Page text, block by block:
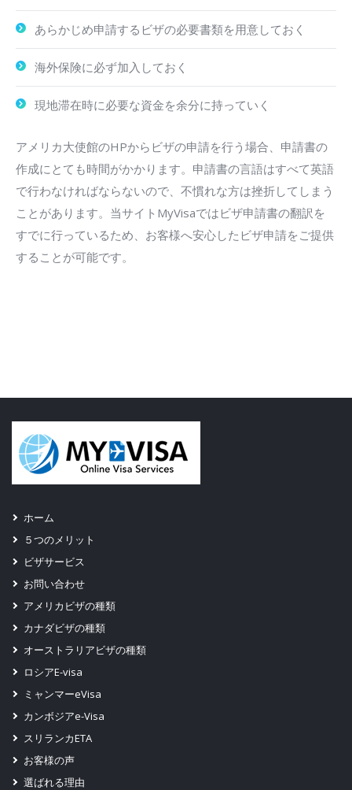
あらかじめ申請するビザの必要書類を用意しておく
海外保険に必ず加入しておく
現地滞在時に必要な資金を余分に持っていく
アメリカ大使館のHPからビザの申請を行う場合、申請書の
作成にとても時間がかかります。申請書の言語はすべて英語
で行わなければならないので、不慣れな方は挫折してしまう
ことがあります。当サイトMyVisaではビザ申請書の翻訳を
すでに行っているため、お客様へ安心したビザ申請をご提供
することが可能です。
ホーム
５つのメリット
ビザサービス
お問い合わせ
アメリカビザの種類
カナダビザの種類
オーストラリアビザの種類
ロシアE-visa
ミャンマーeVisa
カンボジアe-Visa
スリランカETA
お客様の声
選ばれる理由